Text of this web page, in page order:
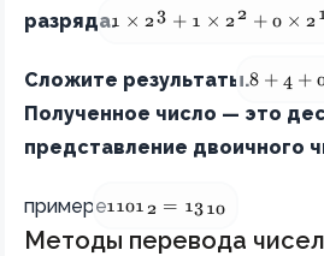
разряда.1 \times 2^3 + 1 \times
1 × 2 3 + 1 × 22 + 0 × 2
Сложите результаты.8 + 4 +
8 + 4 +
Полученное число — это
представление двоичного
примере1101₂ = 13₁₀
1101 2 = 13 10
Методы перевода чисел